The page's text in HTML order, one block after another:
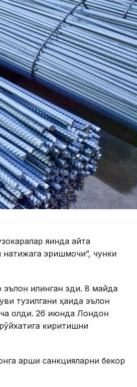
яқинда қайта
эришмоқчи”, чунки
қилинган эди. 8 майда
тузилгани ҳақида эълон
қолди. 26 июнда Лондон
киритишни
қарши санкцияларни бекор